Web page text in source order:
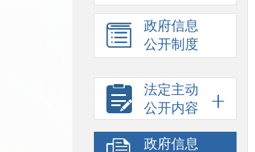
政府信息
公开制度
法定主动
公开内容
政府信息